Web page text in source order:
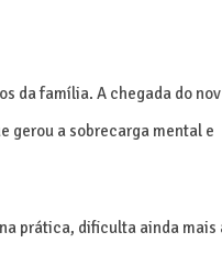
da família. A chegada do
gerou a sobrecarga mental e
prática, dificulta ainda mais